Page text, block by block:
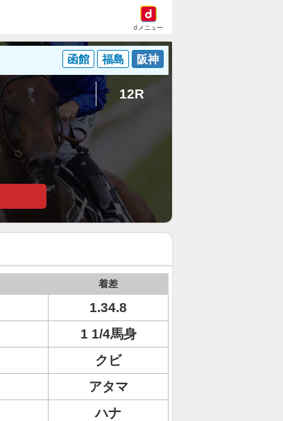
dメニュー
函館 福島 阪神
12R
着差
1.34.8
1 1/4馬身
クビ
アタマ
ハナ